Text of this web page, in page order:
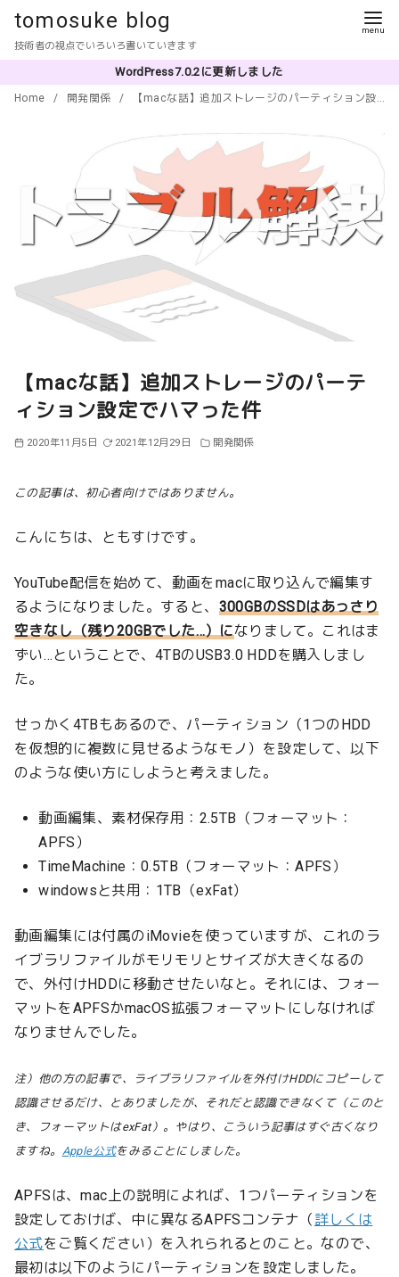
テ
ン
tomosuke blog
技術者の視点でいろいろ書いていきます
WordPress7.0.2に更新しました
Home 開発関係 【macな話】追加ストレージのパーティション設定でハマった件
【macな話】追加ストレージのパーテ
ィション設定でハマった件
2020年11月5日 2021年12月29日 開発関係
この記事は、初心者向けではありません。
こんにちは、ともすけです。
YouTube配信を始めて、動画をmacに取り込んで編集す
るようになりました。すると、 300GBのSSDはあっさり
空きなし（残り20GBでした…）になりまして。これはま
ずい…ということで、4TBのUSB3.0 HDDを購入しまし
た。
せっかく4TBもあるので、パーティション（1つのHDD
を仮想的に複数に見せるようなモノ）を設定して、以下
のような使い方にしようと考えました。
動画編集、素材保存用：2.5TB（フォーマット：
APFS）
TimeMachine：0.5TB（フォーマット：APFS）
windowsと共用：1TB（exFat）
動画編集には付属のiMovieを使っていますが、これのラ
イブラリファイルがモリモリとサイズが大きくなるの
で、外付けHDDに移動させたいなと。それには、フォー
マットをAPFSかmacOS拡張フォーマットにしなければ
なりませんでした。
注）他の方の記事で、ライブラリファイルを外付けHDDにコピーして
認識させるだけ、とありましたが、それだと認識できなくて（このと
き、フォーマットはexFat）。やはり、こういう記事はすぐ古くなり
ますね。 Apple公式をみることにしました。
APFSは、mac上の説明によれば、1つパーティションを
設定しておけば、中に異なるAPFSコンテナ（ 詳しくは
公式をご覧ください）を入れられるとのこと。なので、
最初は以下のようにパーティションを設定しました。